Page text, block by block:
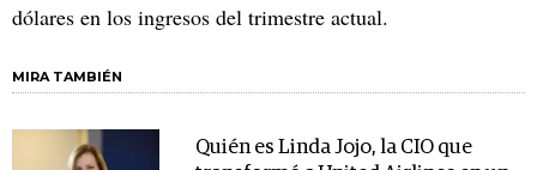
dólares en los ingresos del trimestre actual.
MIRA TAMBIÉN
Quién es Linda Jojo, la CIO que